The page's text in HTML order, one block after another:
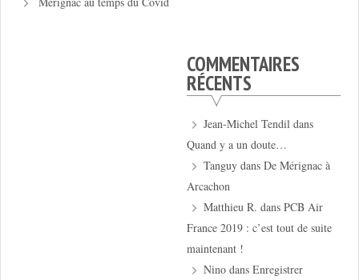
COMMENTAIRES
RÉCENTS
Jean-Michel Tendildans
Quand y a un doute…
Tanguydans De Mérignac à
Arcachon
Matthieu R. dans PCB Air
France 2019 : c’est tout de suite
maintenant !
Ninodans Enregistrer